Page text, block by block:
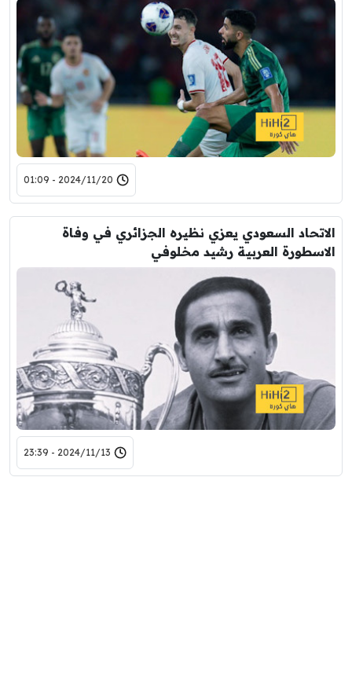
2024/11/20 - 01:09
الاتحاد السعودي يعزي نظيره الجزائري في وفاة
الاسطورة العربية رشيد مخلوفي
2024/11/13 - 23:39